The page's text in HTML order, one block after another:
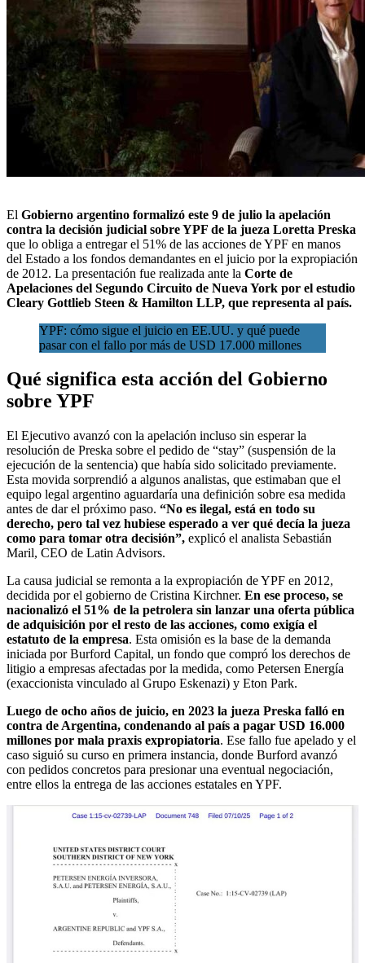
El Gobierno argentino formalizó este 9 de julio la apelación
contra la decisión judicial sobre YPF de la jueza Loretta Preska
que lo obliga a entregar el 51% de las acciones de YPF en manos
del Estado a los fondos demandantes en el juicio por la expropiación
de 2012. La presentación fue realizada ante la Corte de
Apelaciones del Segundo Circuito de Nueva York por el estudio
Cleary Gottlieb Steen & Hamilton LLP, que representa al país.
YPF: cómo sigue el juicio en EE.UU. y qué puede
pasar con el fallo por más de USD 17.000 millones
Qué significa esta acción del Gobierno
sobre YPF
El Ejecutivo avanzó con la apelación incluso sin esperar la
resolución de Preska sobre el pedido de “stay” (suspensión de la
ejecución de la sentencia) que había sido solicitado previamente.
Esta movida sorprendió a algunos analistas, que estimaban que el
equipo legal argentino aguardaría una definición sobre esa medida
antes de dar el próximo paso. “No es ilegal, está en todo su
derecho, pero tal vez hubiese esperado a ver qué decía la jueza
como para tomar otra decisión”, explicó el analista Sebastián
Maril, CEO de Latin Advisors.
La causa judicial se remonta a la expropiación de YPF en 2012,
decidida por el gobierno de Cristina Kirchner. En ese proceso, se
nacionalizó el 51% de la petrolera sin lanzar una oferta pública
de adquisición por el resto de las acciones, como exigía el
estatuto de la empresa. Esta omisión es la base de la demanda
iniciada por Burford Capital, un fondo que compró los derechos de
litigio a empresas afectadas por la medida, como Petersen Energía
(exaccionista vinculado al Grupo Eskenazi) y Eton Park.
Luego de ocho años de juicio, en 2023 la jueza Preska falló en
contra de Argentina, condenando al país a pagar USD 16.000
millones por mala praxis expropiatoria. Ese fallo fue apelado y el
caso siguió su curso en primera instancia, donde Burford avanzó
con pedidos concretos para presionar una eventual negociación,
entre ellos la entrega de las acciones estatales en YPF.